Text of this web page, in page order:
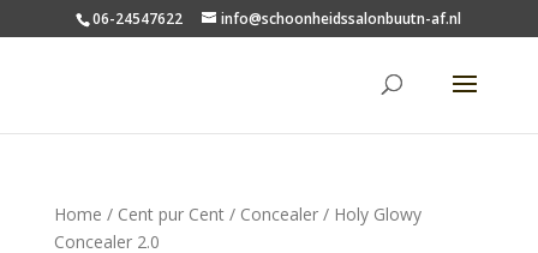
06-24547622 info@schoonheidssalonbuutn-af.nl
Home / Cent pur Cent/ Concealer/ Holy Glowy
Concealer 2.0